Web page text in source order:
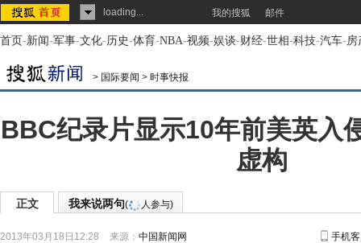
loading... 我的搜狐 邮件
首页-新闻-军事-文化-历史-体育-NBA-视频-娱谈-财经-世相-科技-汽车-房
> 国际要闻 > 时事快报
BBC纪录片显示10年前美英入
虚构
正文 我来说两句( 人参与)
2013年03月18日12:28 来源： 中国新闻网 手机